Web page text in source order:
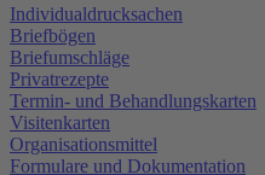
Individualdrucksachen
Briefbögen
Briefumschläge
Privatrezepte
Termin- und Behandlungskarten
Visitenkarten
Organisationsmittel
Formulare und Dokumentation